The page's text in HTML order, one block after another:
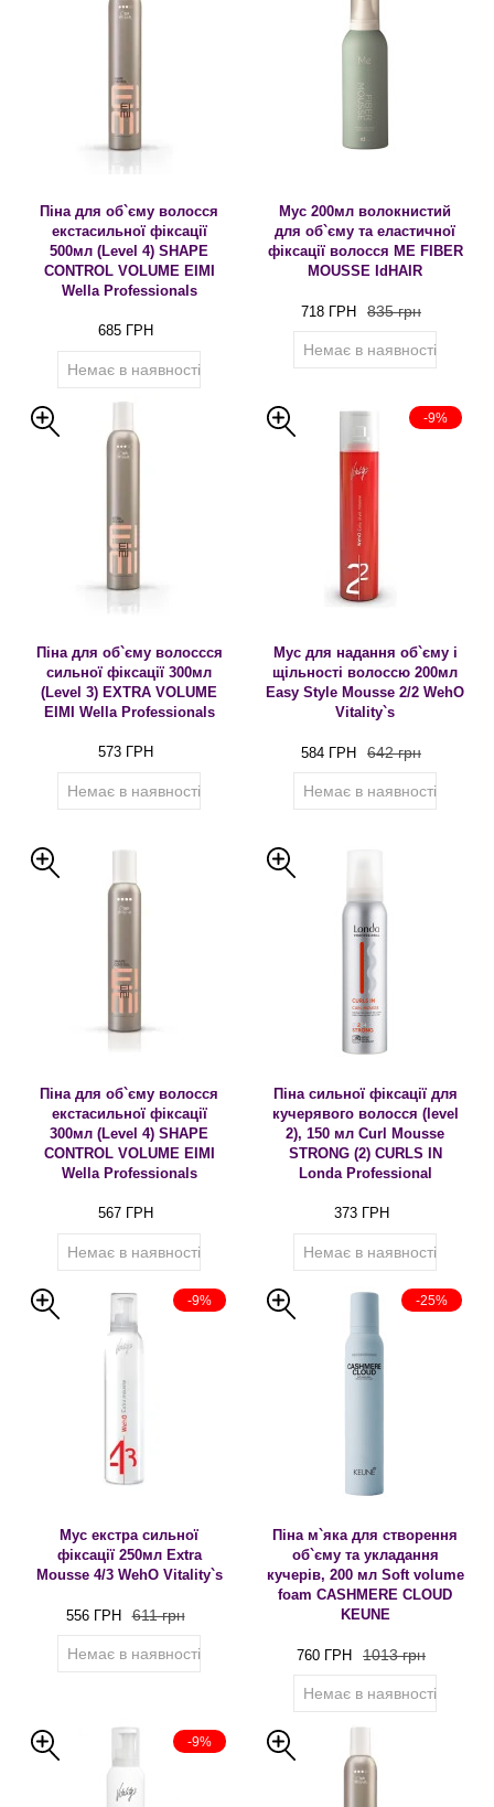
Піна для об`єму волосся
екстасильної фіксації
500мл (Level 4) SHAPE
CONTROL VOLUME EIMI
Wella Professionals
685 ГРН
Немає в наявності
Мус 200мл волокнистий
для об`єму та еластичної
фіксації волосся ME FIBER
MOUSSE IdHAIR
718 ГРН 835 грн
Немає в наявності
Піна для об`єму волоссся
сильної фіксації 300мл
(Level 3) EXTRA VOLUME
EIMI Wella Professionals
573 ГРН
Немає в наявності
-9%
Мус для надання об`єму і
щільності волоссю 200мл
Easy Style Mousse 2/2 WehO
Vitality`s
584 ГРН 642 грн
Немає в наявності
Піна для об`єму волосся
екстасильної фіксації
300мл (Level 4) SHAPE
CONTROL VOLUME EIMI
Wella Professionals
567 ГРН
Немає в наявності
Піна сильної фіксації для
кучерявого волосся (level
2), 150 мл Curl Mousse
STRONG (2) CURLS IN
Londa Professional
373 ГРН
Немає в наявності
-9%
Мус екстра сильної
фіксації 250мл Extra
Mousse 4/3 WehO Vitality`s
556 ГРН 611 грн
Немає в наявності
-25%
Піна м`яка для створення
об`єму та укладання
кучерів, 200 мл Soft volume
foam CASHMERE CLOUD
KEUNE
760 ГРН 1013 грн
Немає в наявності
-9%